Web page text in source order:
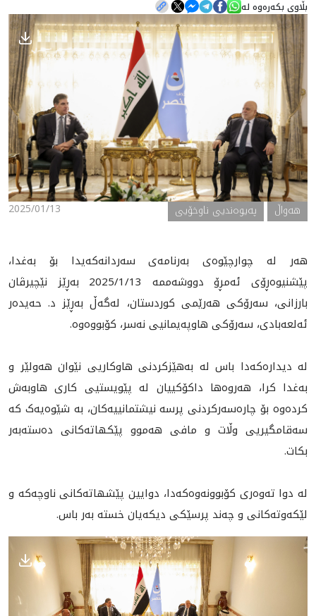
هه‌واڵ
گەلەری
بڵاوی بکەرەوە لە
2025/01/13 هه‌واڵ په‌یوه‌ندیی ناوخۆیی
هه‌ر له‌ چوارچێوه‌ى به‌رنامه‌ى سه‌ردانه‌كه‌يدا بۆ به‌غدا،
پێشنيوه‌ڕۆى ئه‌مڕۆ دووشه‌ممه‌ 2025/1/13 بەڕێز نێچیرڤان
بارزانی، سەرۆکی هەرێمی کوردستان، لەگەڵ به‌ڕێز د. حەیدەر
ئه‌لعەبادی، سەرۆکی هاوپەیمانيی نەسر، کۆبووەوە.
لە دیدارەکەدا باس لە بەهێزکردنی هاوکاريی نێوان هەولێر و
بەغدا کرا، هەروەها داكۆكييان له‌ پێویستيی کاری هاوبەش
كرده‌وه‌ بۆ چارەسەرکردنی پرسە نیشتمانییەکان، بە شێوەیەک کە
سەقامگیريی وڵات و مافی هەموو پێکهاتەکانی دەستەبەر
بکات.
له‌ دوا ته‌وه‌رى كۆبوونه‌وه‌كه‌دا، دوايين پێشهاته‌كانى ناوچه‌كه و
لێكه‌وته‌كانى و چه‌ند پرسێكى ديكه‌يان خسته‌ به‌ر باس.